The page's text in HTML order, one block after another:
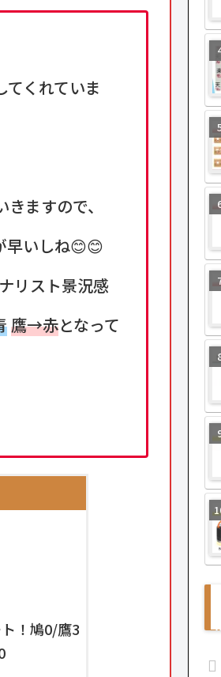
くれていま
ますので、
早いしね😊😊
スト景況感
鷹→赤となって
！鳩0/鷹3